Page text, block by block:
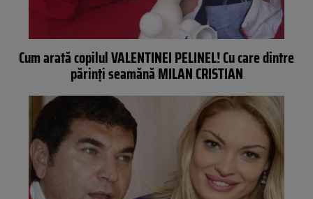
Cum arată copilul VALENTINEI PELINEL! Cu care dintre
părinţi seamănă MILAN CRISTIAN